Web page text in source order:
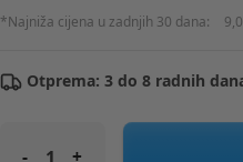
*Najniža cijena u zadnjih 30 dana:
Otprema: 3 do 8 radnih
FREEON dodaci za kadu i